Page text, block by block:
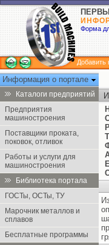
Форма
Добавить
Информация о портале
Каталоги предприятий
Предприятия
машиностроения
Поставщики проката,
поковок, отливок
Работы и услуги для
машиностроения
Библиотека портала
ГОСТы, ОСТы, ТУ
Марочник металлов и
сплавов
Бесплатные программы